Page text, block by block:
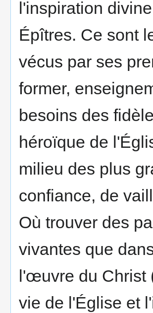
l'inspiration
Épîtres. Ce sont
vécus par ses
former,
besoins des
héroïque de
milieu des plus
confiance, de
Où trouver des
vivantes que
l'œuvre du Christ
vie de l'Église et